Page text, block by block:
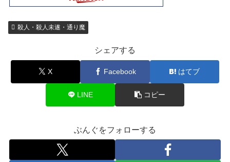
殺人・殺人未遂・通り魔
シェアする
X Facebook はてブ
LINE コピー
ぶんぐをフォローする